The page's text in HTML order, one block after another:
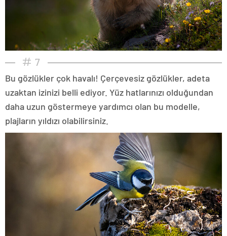
7
Bu gözlükler çok havalı! Çerçevesiz gözlükler, adeta
uzaktan izinizi belli ediyor. Yüz hatlarınızı olduğundan
daha uzun göstermeye yardımcı olan bu modelle,
plajların yıldızı olabilirsiniz.